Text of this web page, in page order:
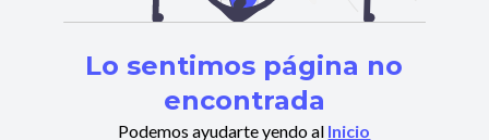
Lo sentimos página no
encontrada
Podemos ayudarte yendo al Inicio